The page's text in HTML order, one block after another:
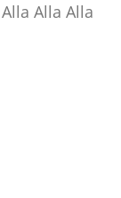
Alla Alla